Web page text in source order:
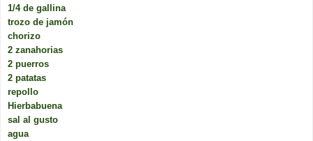
1/4 de gallina
trozo de jamón
chorizo
2 zanahorias
2 puerros
2 patatas
repollo
Hierbabuena
sal al gusto
agua